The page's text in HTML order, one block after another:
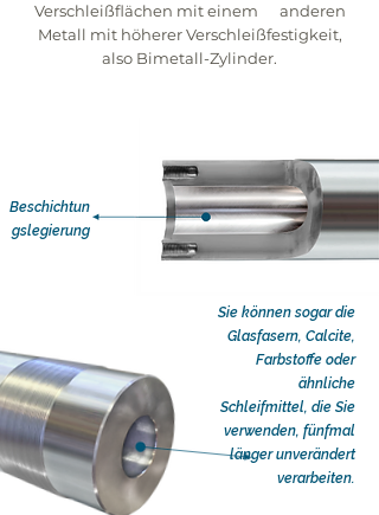
Verschleißflächen mit einem anderen
Metall mit höherer Verschleißfestigkeit,
also Bimetall-Zylinder.
Beschichtun
gslegierung
Sie können sogar die
Glasfasern, Calcite,
Farbstoffe oder
ähnliche
Schleifmittel, die Sie
verwenden, fünfmal
länger unverändert
verarbeiten.